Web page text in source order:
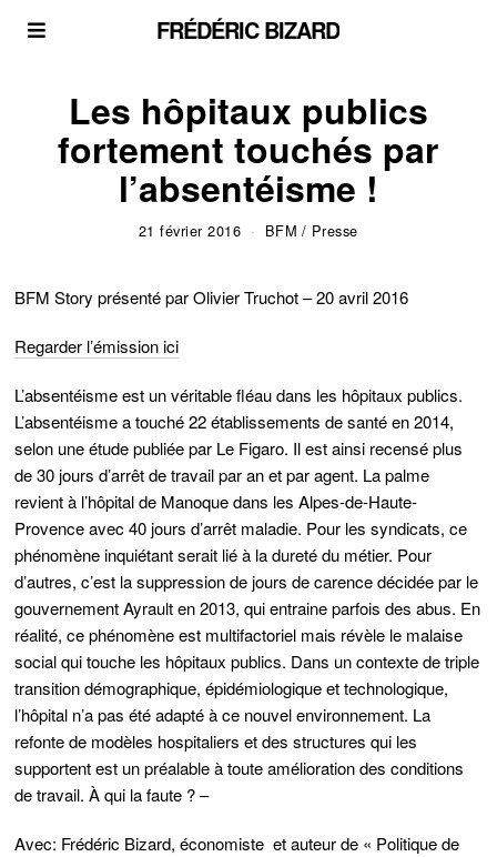
FRÉDÉRIC BIZARD
Les hôpitaux publics
fortement touchés par
l’absentéisme !
21 février 2016 BFM / Presse
BFM Story présenté par Olivier Truchot – 20 avril 2016
Regarder l’émission ici
L’absentéisme est un véritable fléau dans les hôpitaux publics.
L’absentéisme a touché 22 établissements de santé en 2014,
selon une étude publiée par Le Figaro. Il est ainsi recensé plus
de 30 jours d’arrêt de travail par an et par agent. La palme
revient à l’hôpital de Manoque dans les Alpes-de-Haute-
Provence avec 40 jours d’arrêt maladie. Pour les syndicats, ce
phénomène inquiétant serait lié à la dureté du métier. Pour
d’autres, c’est la suppression de jours de carence décidée par le
gouvernement Ayrault en 2013, qui entraine parfois des abus. En
réalité, ce phénomène est multifactoriel mais révèle le malaise
social qui touche les hôpitaux publics. Dans un contexte de triple
transition démographique, épidémiologique et technologique,
l’hôpital n’a pas été adapté à ce nouvel environnement. La
refonte de modèles hospitaliers et des structures qui les
supportent est un préalable à toute amélioration des conditions
de travail. À qui la faute ? –
Avec: Frédéric Bizard, économiste et auteur de « Politique de